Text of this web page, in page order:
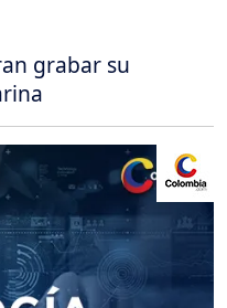
grabar su